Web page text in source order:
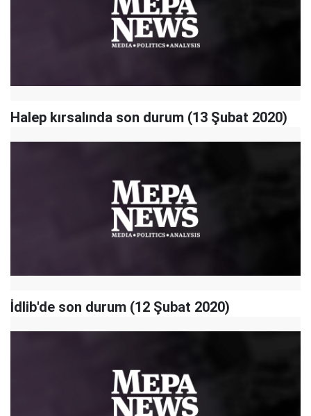
Halep kırsalında son durum (13 Şubat 2020)
İdlib'de son durum (12 Şubat 2020)